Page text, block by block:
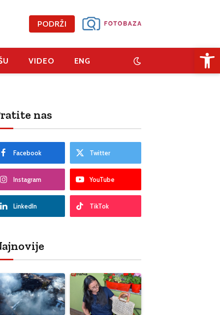
PODRŽI
VIDEO ENG
nas
Facebook Twitter
Instagram YouTube
LinkedIn TikTok